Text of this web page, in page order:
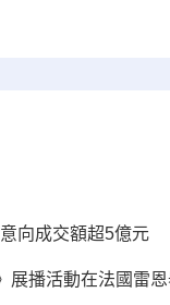
向成交額超5億元
展播活動在法國雷